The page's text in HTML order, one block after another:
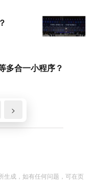
多合一小程序？
>
生成，如有任何问题，可在页